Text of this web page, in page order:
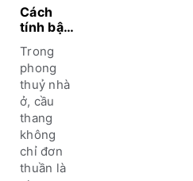
Cách
tính bậc
thang
theo
phong
thuỷ
mang lại
tài lộc,
may
mắn
Trong
phong
thuỷ nhà
ở, cầu
thang
không
chỉ đơn
thuần là